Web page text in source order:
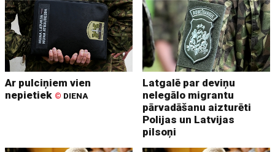
Ar pulciņiem vien
nepietiek © DIENA
Latgalē par deviņu
nelegālo migrantu
pārvadāšanu aizturēti
Polijas un Latvijas
pilsoņi